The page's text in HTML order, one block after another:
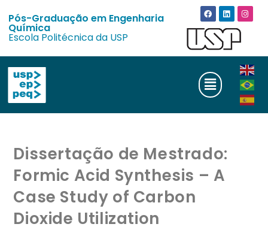
Pós-Graduação em Engenharia
Química
Escola Politécnica da USP
Dissertação de Mestrado:
Formic Acid Synthesis – A
Case Study of Carbon
Dioxide Utilization